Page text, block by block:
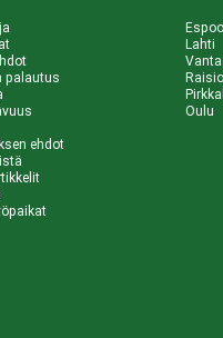
palautus
ehdot
Espoo
Lahti
Raisio
Oulu